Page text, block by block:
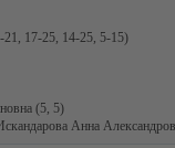
21, 17-25, 14-25, 5-15)
(5, 5)
Анна